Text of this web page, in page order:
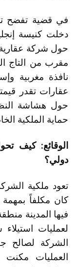
في قضية تفضح
دخلت كنيسة
حول شركة
مقرب من التاج
نافذة مغربية
عقارات تقدر
حول هشاشة
حماية الملكية
الوقائع: كيف
دولي؟
تعود ملكية
كان مكلفاً
فيها المدينة
لعمليات
الشركة لصالح
العمليات